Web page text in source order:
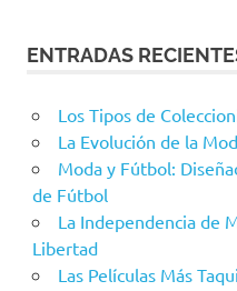
ENTRADAS
Los Tipos de
La Evolución de la
Moda y Fútbol:
de Fútbol
La Independencia de
Libertad
Las Películas Más